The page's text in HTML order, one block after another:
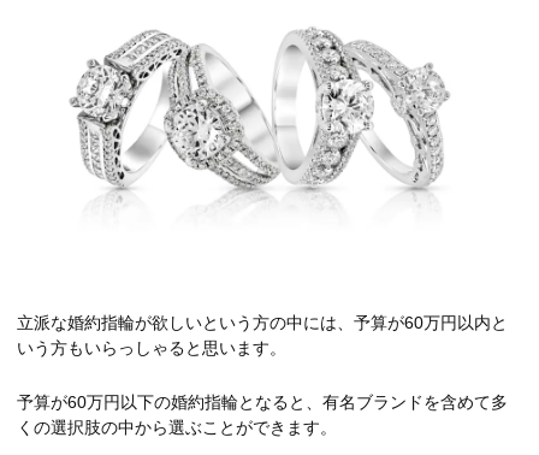
立派な婚約指輪が欲しいという方の中には、予算が60万円以内と
いう方もいらっしゃると思います。
予算が60万円以下の婚約指輪となると、有名ブランドを含めて多
くの選択肢の中から選ぶことができます。